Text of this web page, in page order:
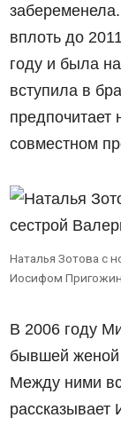
вплоть до
году и была
вступила в
предпочитает
совместном
Наталья Зотова с
Иосифом
В 2006 году
бывшей женой
Между ними